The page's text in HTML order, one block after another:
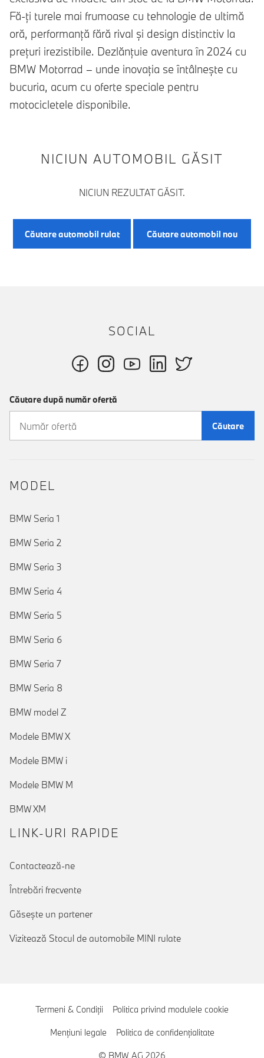
Fă-ți turele mai frumoase cu tehnologie de ultimă
oră, performanță fără rival și design distinctiv la
prețuri irezistibile. Dezlănțuie aventura în 2024 cu
BMW Motorrad – unde inovația se întâlnește cu
bucuria, acum cu oferte speciale pentru
motocicletele disponibile.
NICIUN AUTOMOBIL GĂSIT
NICIUN REZULTAT GĂSIT.
Căutare automobil rulat Căutare automobil nou
SOCIAL
Căutare după număr ofertă
Căutare
MODEL
BMW Seria 1
BMW Seria 2
BMW Seria 3
BMW Seria 4
BMW Seria 5
BMW Seria 6
BMW Seria 7
BMW Seria 8
BMW model Z
Modele BMW X
Modele BMW i
Modele BMW M
BMW XM
LINK-URI RAPIDE
Contactează-ne
Întrebări frecvente
Găseşte un partener
Vizitează Stocul de automobile MINI rulate
Termeni & Condiţii Politica privind modulele cookie
Menţiuni legale Politica de confidenţialitate
© BMW AG 2026